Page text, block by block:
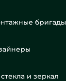
бригады
и зеркал